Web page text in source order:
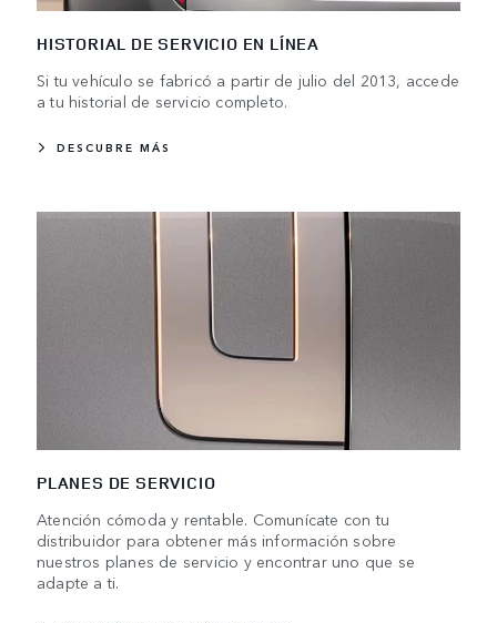
HISTORIAL DE SERVICIO EN LÍNEA
Si tu vehículo se fabricó a partir de julio del 2013, accede
a tu historial de servicio completo.
DESCUBRE MÁS
PLANES DE SERVICIO
Atención cómoda y rentable. Comunícate con tu
distribuidor para obtener más información sobre
nuestros planes de servicio y encontrar uno que se
adapte a ti.